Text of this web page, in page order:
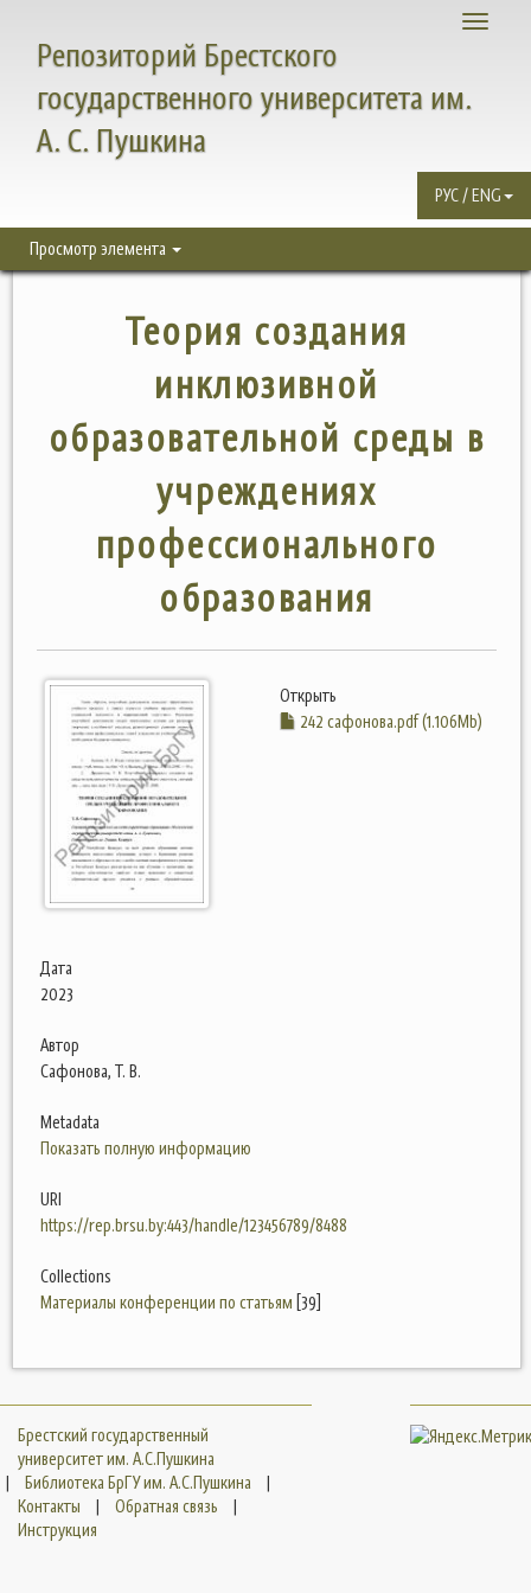
Toggle
Репозиторий Брестского
государственного университета им.
А. С. Пушкина
РУС / ENG
Просмотр элемента
Теория создания
инклюзивной
образовательной среды в
учреждениях
профессионального
образования
Открыть
242 сафонова.pdf (1.106Mb)
Дата
2023
Автор
Сафонова, Т. В.
Metadata
Показать полную информацию
URI
https://rep.brsu.by:443/handle/123456789/8488
Collections
Материалы конференции по статьям [39]
Брестский государственный
университет им. А.С.Пушкина
|
Библиотека БрГУ им. А.С.Пушкина
|
Контакты
| Обратная связь
|
Инструкция